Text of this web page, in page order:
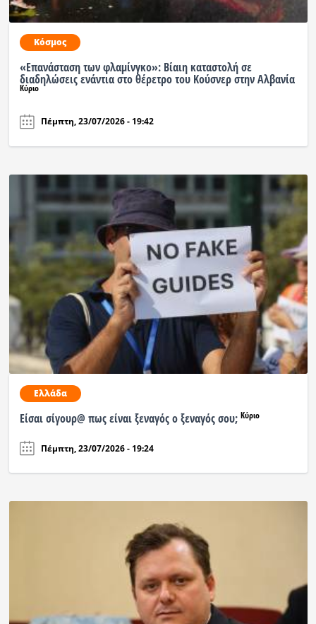
Ραδιόφωνο
Εκπομπές
Πολιτισμός
Κόσμος
«Επανάσταση των φλαμίνγκο»: Βίαιη καταστολή σε
διαδηλώσεις ενάντια στο θέρετρο του Κούσνερ στην Αλβανία
Κύριο
Πέμπτη, 23/07/2026 - 19:42
Ελλάδα
Είσαι σίγουρ@ πως είναι ξεναγός ο ξεναγός σου; Κύριο
Πέμπτη, 23/07/2026 - 19:24